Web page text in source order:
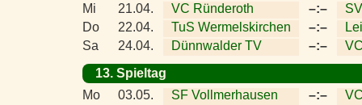
Mi
21.04. VC Ründeroth –:–
Do
22.04. TuS Wermelskirchen –:–
Sa
24.04. Dünnwalder TV –:–
13. Spieltag
Mo
03.05. SF Vollmerhausen –:–